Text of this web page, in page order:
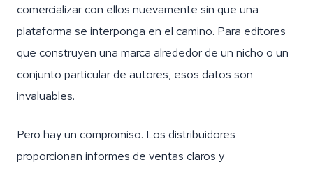
comercializar con ellos nuevamente sin que una
plataforma se interponga en el camino. Para editores
que construyen una marca alrededor de un nicho o un
conjunto particular de autores, esos datos son
invaluables.
Pero hay un compromiso. Los distribuidores
proporcionan informes de ventas claros y